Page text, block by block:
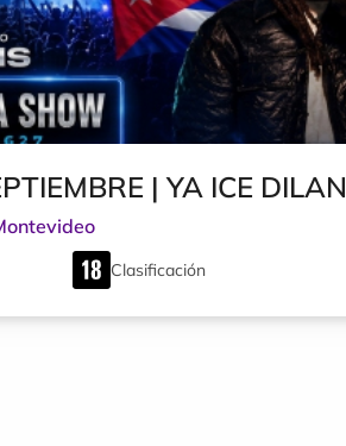
| YA ICE DILAN
Clasificación